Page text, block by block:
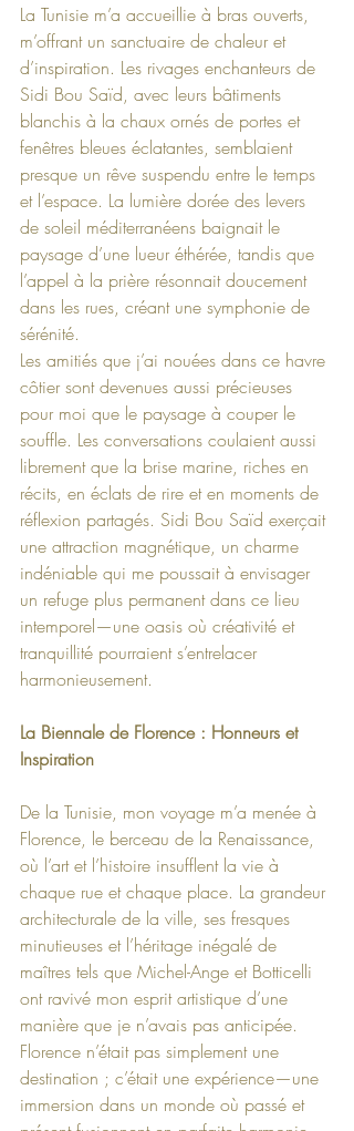
La Tunisie m’a accueillie à bras ouverts,
m’offrant un sanctuaire de chaleur et
d’inspiration. Les rivages enchanteurs de
Sidi Bou Saïd, avec leurs bâtiments
blanchis à la chaux ornés de portes et
fenêtres bleues éclatantes, semblaient
presque un rêve suspendu entre le temps
et l’espace. La lumière dorée des levers
de soleil méditerranéens baignait le
paysage d’une lueur éthérée, tandis que
l’appel à la prière résonnait doucement
dans les rues, créant une symphonie de
sérénité.
Les amitiés que j’ai nouées dans ce havre
côtier sont devenues aussi précieuses
pour moi que le paysage à couper le
souffle. Les conversations coulaient aussi
librement que la brise marine, riches en
récits, en éclats de rire et en moments de
réflexion partagés. Sidi Bou Saïd exerçait
une attraction magnétique, un charme
indéniable qui me poussait à envisager
un refuge plus permanent dans ce lieu
intemporel—une oasis où créativité et
tranquillité pourraient s’entrelacer
harmonieusement.
La Biennale de Florence : Honneurs et
Inspiration
De la Tunisie, mon voyage m’a menée à
Florence, le berceau de la Renaissance,
où l’art et l’histoire insufflent la vie à
chaque rue et chaque place. La grandeur
architecturale de la ville, ses fresques
minutieuses et l’héritage inégalé de
maîtres tels que Michel-Ange et Botticelli
ont ravivé mon esprit artistique d’une
manière que je n’avais pas anticipée.
Florence n’était pas simplement une
destination ; c’était une expérience—une
immersion dans un monde où passé et